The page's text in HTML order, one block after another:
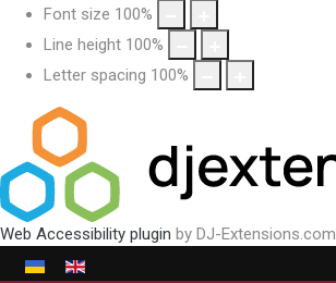
Font size 100%
Line height 100%
Letter spacing 100%
Web Accessibility plugin by DJ-Extensions.com
Виберіть свою мову